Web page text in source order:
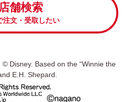
店舗検索
注文・受取したい
Based on the “Winnie the
E.H. Shepard.